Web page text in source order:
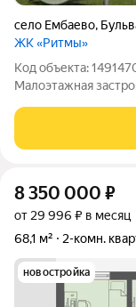
село Ембаево,
ЖК «Ритмы»
Код объекта:
Малоэтажная
Квартира формата
техникой! Все
8 350 000 ₽
от 29 996 ₽ в месяц
68,1 м²
2-комн.
новостройка